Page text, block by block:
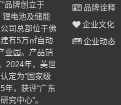
品牌创立于
锂电池及储能
司总部位于佛
有5万㎡自动
业园。产品销
2024年，美世
定为“国家级
年，获评“广东
究中心”。
品牌诠释
企业文化
企业动态